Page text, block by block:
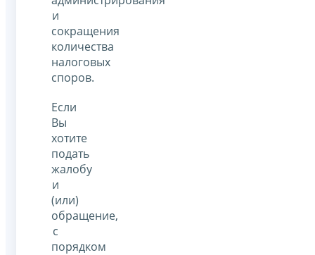
и
сокращения
количества
налоговых
споров.
Если
Вы
хотите
подать
жалобу
и
(или)
обращение,
с
порядком